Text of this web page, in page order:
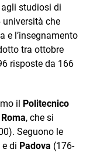
studiosi di
che
e l’insegnamento
tra ottobre
risposte da 166
il Politecnico
, che si
Seguono le
di Padova (176-